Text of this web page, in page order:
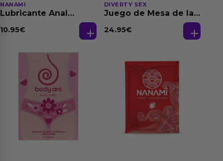
NANAMI
Lubricante Anal
Dilatación Base Agua
10.95€
DIVERTY SEX
Juego de Mesa de las
24.95€